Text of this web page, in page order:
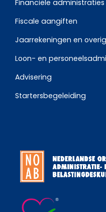
Financiële administraties
Fiscale aangiften
Jaarrekeningen en
Loon- en
Advisering
Startersbegeleiding